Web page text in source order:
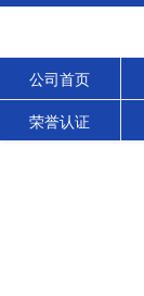
公司首页
荣誉认证